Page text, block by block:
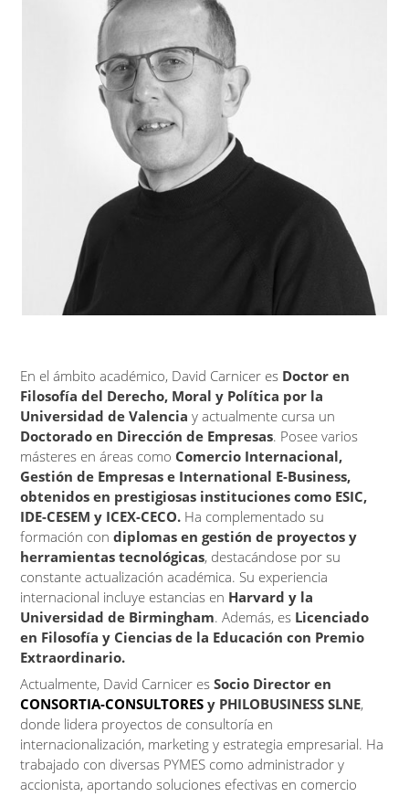
En el ámbito académico, David Carnicer es Doctor en
Filosofía del Derecho, Moral y Política por la
Universidad de Valenciay actualmente cursa un
Doctorado en Dirección de Empresas. Posee varios
másteres en áreas como Comercio Internacional,
Gestión de Empresas e International E-Business,
obtenidos en prestigiosas instituciones como ESIC,
IDE-CESEM y ICEX-CECO. Ha complementado su
formación condiplomas en gestión de proyectos y
herramientas tecnológicas, destacándose por su
constante actualización académica. Su experiencia
internacional incluye estancias en Harvard y la
Universidad de Birmingham. Además, es Licenciado
en Filosofía y Ciencias de la Educación con Premio
Extraordinario.
Actualmente, David Carnicer esSocio Director en
CONSORTIA-CONSULTORES y PHILOBUSINESS SLNE,
donde lidera proyectos de consultoría en
internacionalización, marketing y estrategia empresarial. Ha
trabajado con diversas PYMES como administrador y
accionista, aportando soluciones efectivas en comercio